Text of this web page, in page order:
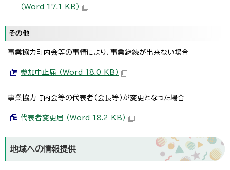
（Word 17.1 KB）
その他
事業協力町内会等の事情により、事業継続が出来ない場合
参加中止届 （Word 18.0 KB）
事業協力町内会等の代表者（会長等）が変更となった場合
代表者変更届 （Word 18.2 KB）
地域への情報提供